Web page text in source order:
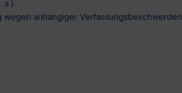
a.).
wegen anhängiger Verfassungsbeschwerden